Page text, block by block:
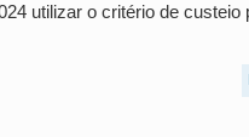
utilizar o critério de